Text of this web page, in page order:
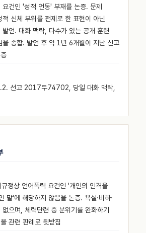
건인 '성적 언동' 부재를 논증. 문제
적 신체 부위를 전제로 한 표현이 아닌
발언. 대화 맥락, 다수가 있는 공개 훈련
을 종합. 발언 후 약 1년 6개월이 지난 신고
선고 2017두74702, 당일 대화 맥락,
정상 언어폭력 요건인 '개인의 인격을
말'에 해당하지 않음을 논증. 욕설·비하·
으며, 체력단련 중 분위기를 완화하기
관련 판례로 뒷받침